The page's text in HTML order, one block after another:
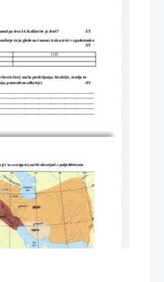
pa leta 14. Koliko let je živel? /1T
in ju glede na časovni trak uvrsti v zgodovinsko
/3T
1515
živel, način preživljanja, bivališče, orodje in
pomembno odkritje).
/4T
so se najprej začeli ukvarjati s poljedelstvom.